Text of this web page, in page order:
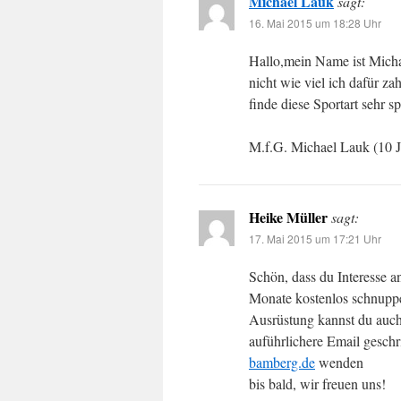
16. Mai 2015 um 18:28 Uhr
Hallo,mein Name ist
nicht wie viel ich dafür
finde diese Sportart sehr
M.f.G. Michael Lauk (10
Heike Müllersagt:
17. Mai 2015 um 17:21 Uhr
Schön, dass du Interesse
Monate kostenlos
Ausrüstung kannst du
auführlichere Email
bamberg.dewenden
bis bald, wir freuen uns!